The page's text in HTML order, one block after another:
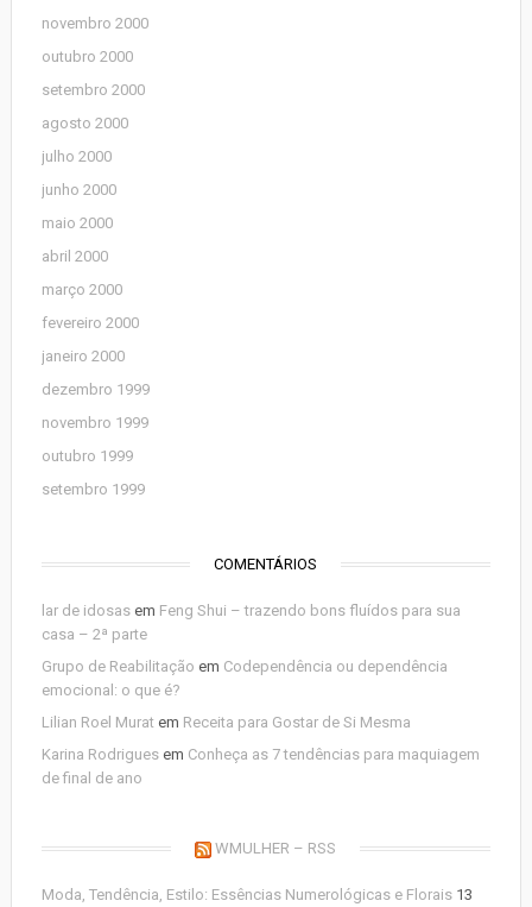
novembro 2000
outubro 2000
setembro 2000
agosto 2000
julho 2000
junho 2000
maio 2000
abril 2000
março 2000
fevereiro 2000
janeiro 2000
dezembro 1999
novembro 1999
outubro 1999
setembro 1999
COMENTÁRIOS
lar de idosasem Feng Shui – trazendo bons fluídos para sua
casa – 2ª parte
Grupo de Reabilitação em Codependência ou dependência
emocional: o que é?
Lilian Roel Muratem Receita para Gostar de Si Mesma
Karina Rodriguesem Conheça as 7 tendências para maquiagem
de final de ano
WMULHER – RSS
Moda, Tendência, Estilo: Essências Numerológicas e Florais 13